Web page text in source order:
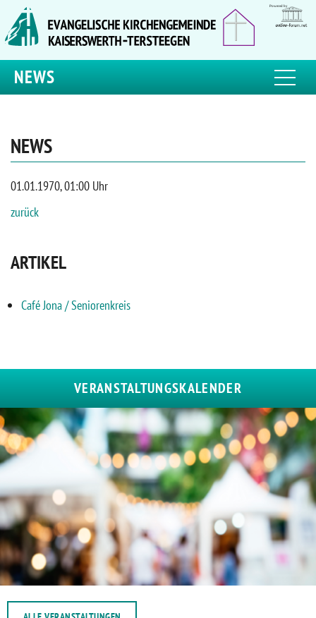
NEWS
NEWS
01.01.1970, 01:00 Uhr
zurück
ARTIKEL
Café Jona / Seniorenkreis
VERANSTALTUNGSKALENDER